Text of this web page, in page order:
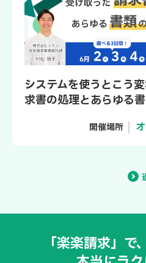
システムを使うとこう
求書の処理とあらゆる
開催場所
「楽楽請求」